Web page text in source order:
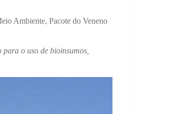
Ambiente, Pacote do Veneno
o uso de bioinsumos,